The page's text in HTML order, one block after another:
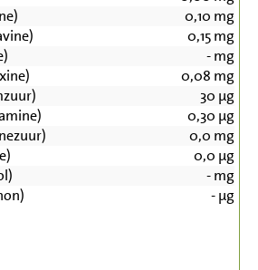
0,10 mg
0,15mg
-mg
0,08 mg
30 µg
0,30 µg
0,0 mg
0,0 µg
-mg
-µg